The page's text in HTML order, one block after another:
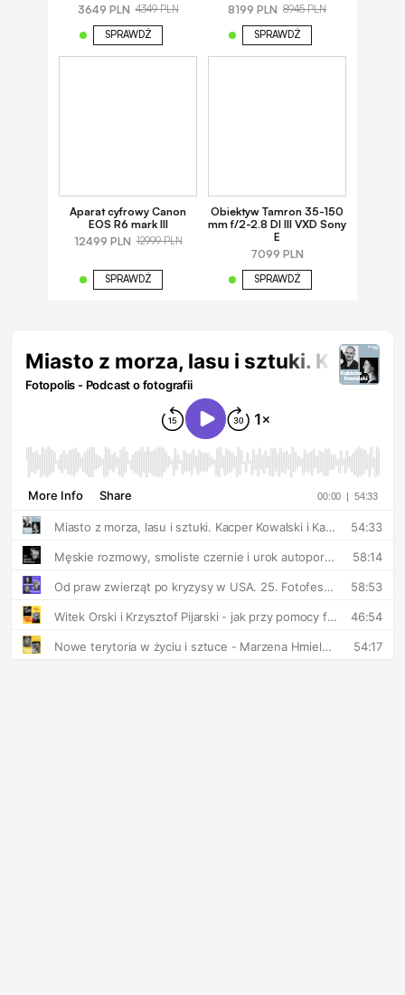
3649 PLN 4349 PLN
SPRAWDŹ
8199 PLN 8945 PLN
SPRAWDŹ
Aparat cyfrowy Canon
EOS R6 mark III
12499 PLN 12999 PLN
SPRAWDŹ
Obiektyw Tamron 35-150
mm f/2-2.8 DI III VXD Sony
E
7099 PLN
SPRAWDŹ